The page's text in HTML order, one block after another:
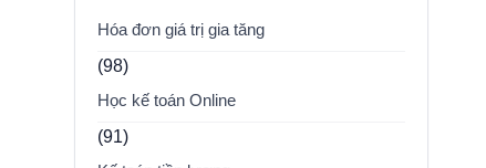
Hóa đơn giá trị gia tăng
(98)
Học kế toán Online
(91)